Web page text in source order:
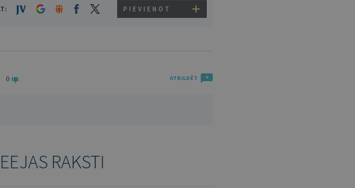
PIEVIENOT
0 ATBILDĒT
RAKSTI